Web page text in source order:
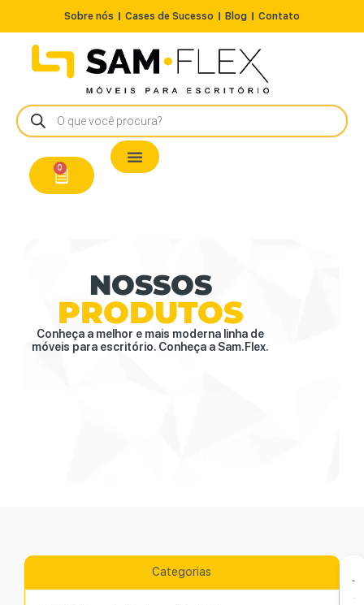
Sobre nós Cases de Sucesso Blog Contato
0
NOSSOS
PRODUTOS
Conheça a melhor e mais moderna linha de
móveis para escritório. Conheça a Sam.Flex.
Categorias